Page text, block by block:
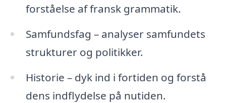
forståelse af fransk grammatik.
Samfundsfag – analyser samfundets
strukturer og politikker.
Historie – dyk ind i fortiden og forstå
dens indflydelse på nutiden.